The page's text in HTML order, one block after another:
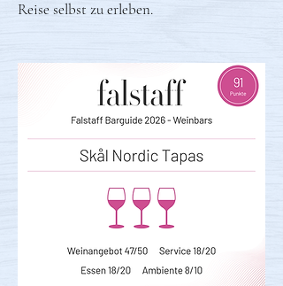
Reise selbst zu erleben.